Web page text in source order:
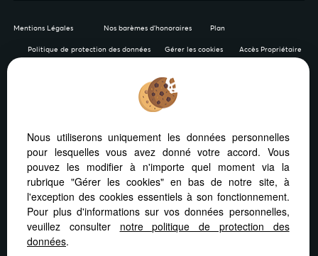
Mentions Légales Nos barèmes d'honoraires Plan
Politique de protection des données Gérer les cookies Accès Propriétaire
Afin de vous offrir un confort de lecture permanent, depuis
votre PC, votre tablette ou votre smartphone, notre site
s’adapte automatiquement aux différents types d'écrans
Logiciel immobilier
Nous utiliserons uniquement les données personnelles
pour lesquelles vous avez donné votre accord. Vous
pouvez les modifier à n'importe quel moment via la
rubrique "Gérer les cookies" en bas de notre site, à
l'exception des cookies essentiels à son fonctionnement.
Pour plus d'informations sur vos données personnelles,
veuillez consulter notre politique de protection des
données.